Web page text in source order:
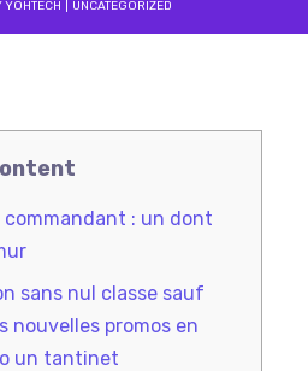
YOHTECH UNCATEGORIZED
: un dont
sans nul classe sauf
nouvelles promos en
un tantinet